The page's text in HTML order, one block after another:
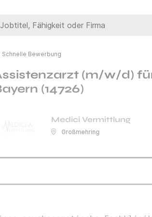
Fähigkeit oder Firma
Schnelle Bewerbung
(m/w/d)
(14726)
Medici Vermittlung
Großmehring